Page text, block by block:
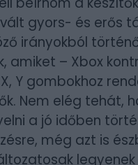
gyors- és erős
irányokból
amiket – Xbox
X, Y gombokhoz
Nem elég tehát,
a jó időben
még azt is